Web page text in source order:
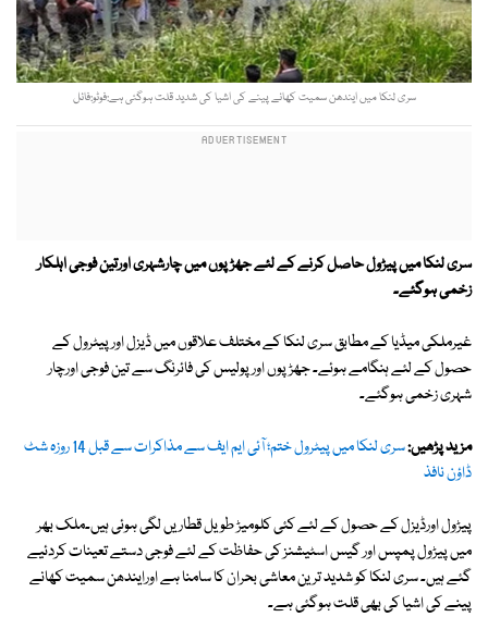
سری لنکا میں ایندھن سمیت کھانے پینے کی اشیا کی شدید قلت ہوگئی ہے:فوٹو:فائل
سری لنکا میں پیڑول حاصل کرنے کے لئے جھڑپوں میں چارشہری اورتین فوجی اہلکار
زخمی ہوگئے۔
غیرملکی میڈیا کے مطابق سری لنکا کے مختلف علاقوں میں ڈیزل اورپیٹرول کے
حصول کے لئے ہنگامے ہوئے۔ جھڑپوں اورپولیس کی فائرنگ سے تین فوجی اورچار
شہری زخمی ہوگئے۔
مزید پڑھیں:
سری لنکا میں پیٹرول ختم؛ آئی ایم ایف سے مذاکرات سے قبل 14 روزہ شٹ
ڈاؤن نافذ
پیڑول اورڈیزل کے حصول کے لئے کئی کلومیڑ طویل قطاریں لگی ہوئی ہیں۔ملک بھر
میں پیڑول پمپس اور گیس اسٹیشنز کی حفاظت کے لئے فوجی دستے تعینات کردئیے
گئے ہیں۔ سری لنکا کو شدید ترین معاشی بحران کا سامنا ہے اورایندھن سمیت کھانے
پینے کی اشیا کی بھی قلت ہوگئی ہے۔